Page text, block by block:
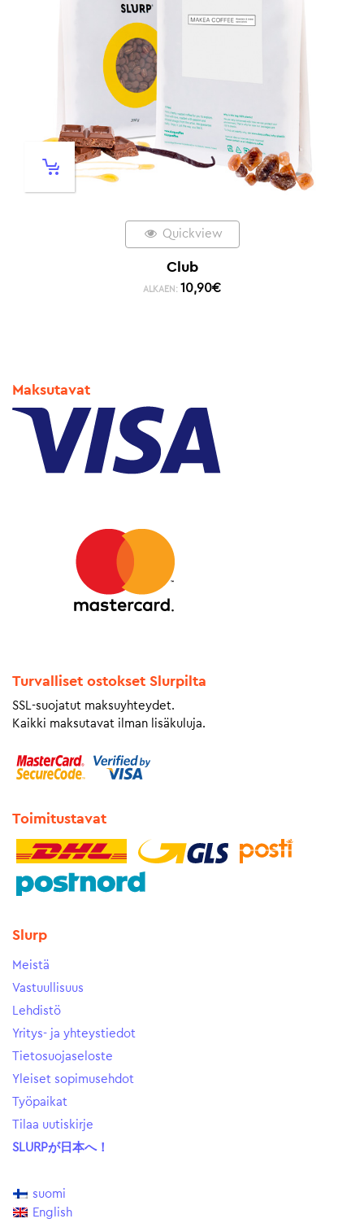
Quickview
Club
ALKAEN: 10,90€
Maksutavat
Turvalliset ostokset Slurpilta
SSL-suojatut maksuyhteydet.
Kaikki maksutavat ilman lisäkuluja.
Toimitustavat
Slurp
Meistä
Vastuullisuus
Lehdistö
Yritys- ja yhteystiedot
Tietosuojaseloste
Yleiset sopimusehdot
Työpaikat
Tilaa uutiskirje
SLURPが日本へ！
suomi
English